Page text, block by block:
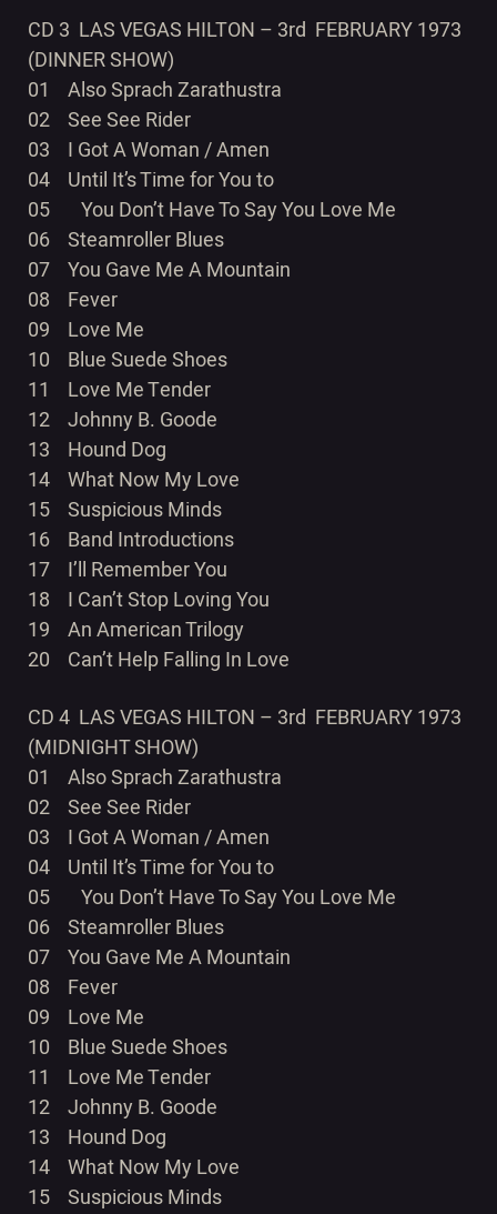
CD 3 LAS VEGAS HILTON – 3rd FEBRUARY 1973
(DINNER SHOW)
01 Also Sprach Zarathustra
02 See See Rider
03 I Got A Woman / Amen
04 Until It’s Time for You to
05 You Don’t Have To Say You Love Me
06 Steamroller Blues
07 You Gave Me A Mountain
08 Fever
09 Love Me
10 Blue Suede Shoes
11 Love Me Tender
12 Johnny B. Goode
13 Hound Dog
14 What Now My Love
15 Suspicious Minds
16 Band Introductions
17 I’ll Remember You
18 I Can’t Stop Loving You
19 An American Trilogy
20 Can’t Help Falling In Love
CD 4 LAS VEGAS HILTON – 3rd FEBRUARY 1973
(MIDNIGHT SHOW)
01 Also Sprach Zarathustra
02 See See Rider
03 I Got A Woman / Amen
04 Until It’s Time for You to
05 You Don’t Have To Say You Love Me
06 Steamroller Blues
07 You Gave Me A Mountain
08 Fever
09 Love Me
10 Blue Suede Shoes
11 Love Me Tender
12 Johnny B. Goode
13 Hound Dog
14 What Now My Love
15 Suspicious Minds